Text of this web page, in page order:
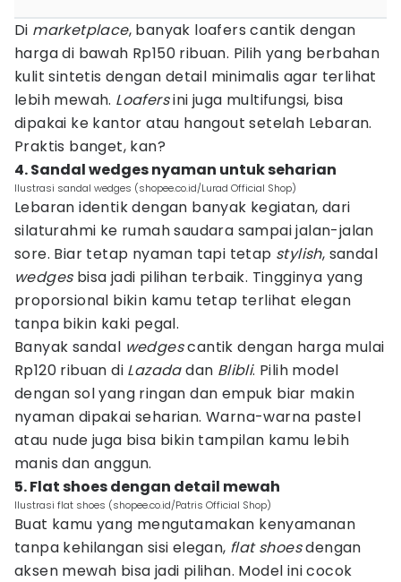
Di marketplace, banyak loafers cantik dengan
harga di bawah Rp150 ribuan. Pilih yang berbahan
kulit sintetis dengan detail minimalis agar terlihat
lebih mewah. Loafersini juga multifungsi, bisa
dipakai ke kantor atau hangout setelah Lebaran.
Praktis banget, kan?
4. Sandal wedges nyaman untuk seharian
Ilustrasi sandal wedges (shopee.co.id/Lurad Official Shop)
Lebaran identik dengan banyak kegiatan, dari
silaturahmi ke rumah saudara sampai jalan-jalan
sore. Biar tetap nyaman tapi tetap stylish, sandal
wedgesbisa jadi pilihan terbaik. Tingginya yang
proporsional bikin kamu tetap terlihat elegan
tanpa bikin kaki pegal.
Banyak sandal wedgescantik dengan harga mulai
Rp120 ribuan di Lazadadan Blibli. Pilih model
dengan sol yang ringan dan empuk biar makin
nyaman dipakai seharian. Warna-warna pastel
atau nude juga bisa bikin tampilan kamu lebih
manis dan anggun.
5. Flat shoes dengan detail mewah
Ilustrasi flat shoes (shopee.co.id/Patris Official Shop)
Buat kamu yang mengutamakan kenyamanan
tanpa kehilangan sisi elegan, flat shoesdengan
aksen mewah bisa jadi pilihan. Model ini cocok